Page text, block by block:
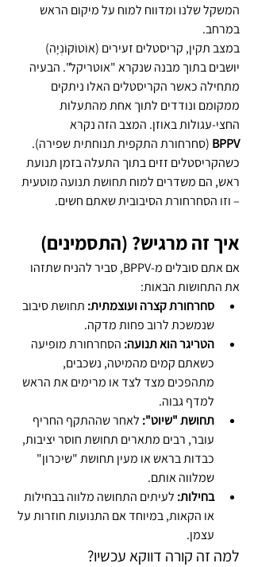
המשקל שלנו ומדווח למוח על מיקום הראש
במרחב.
במצב תקין, קריסטלים זעירים (אוֹטוֹקוֹנְיָה)
יושבים בתוך מבנה שנקרא "אוטריקל". הבעיה
מתחילה כאשר הקריסטלים האלו ניתקים
ממקומם ונודדים לתוך אחת מהתעלות
החצי-עגולות באוזן. המצב הזה נקרא
BPPV (סחרחורת התקפית תנוחתית שפירה).
כשהקריסטלים זזים בתוך התעלה בזמן תנועת
ראש, הם משדרים למוח תחושת תנועה מוטעית
– וזו הסחרחורת הסיבובית שאתם חשים.
איך זה מרגיש? (התסמינים)
אם אתם סובלים מ-BPPV, סביר להניח שתזהו
את התחושות הבאות:
סחרחורת קצרה ועוצמתית: תחושת סיבוב
שנמשכת לרוב פחות מדקה.
הטריגר הוא תנועה: הסחרחורת מופיעה
כשאתם קמים מהמיטה, נשכבים,
מתהפכים מצד לצד או מרימים את הראש
למדף גבוה.
תחושת "שיוט": לאחר שההתקף החריף
עובר, רבים מתארים תחושת חוסר יציבות,
כבדות בראש או מעין תחושת "שיכרון"
שמלווה אותם.
בחילות: לעיתים התחושה מלווה בבחילות
או הקאות, במיוחד אם התנועות חוזרות על
עצמן.
למה זה קורה דווקא עכשיו?